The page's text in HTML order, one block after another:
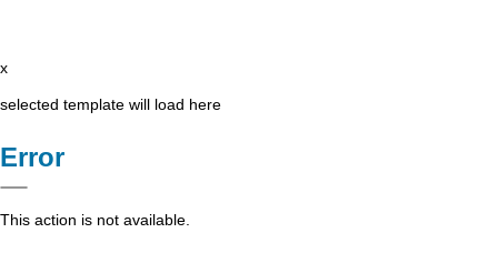
x
selected template will load here
Error
This action is not available.